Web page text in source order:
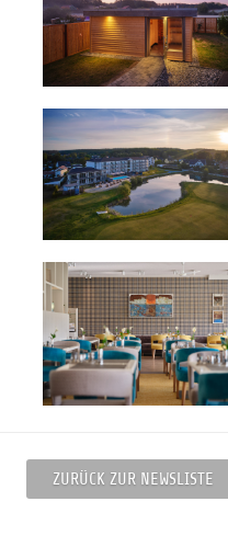
ZURÜCK ZUR NEWSLISTE